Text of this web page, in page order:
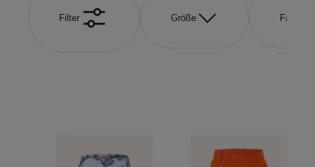
Filter Größe Farbe